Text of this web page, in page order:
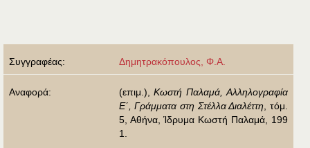
Συγγραφέας: Δημητρακόπουλος, Φ.Α.
Αναφορά: (επιμ.),
Κωστή Παλαμά, Αλληλογραφία
Ε΄, Γράμματα στη Στέλλα Διαλέττη , τόμ.
5, Αθήνα, Ίδρυμα Κωστή Παλαμά, 199
1.